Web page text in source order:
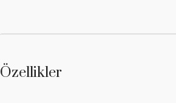
Özellikler